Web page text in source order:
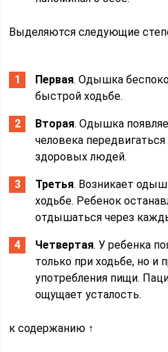
Выделяются следующие
Первая. Одышка
быстрой ходьбе.
Вторая. Одышка
человека
здоровых людей.
Третья. Возникает
ходьбе. Ребенок
отдышаться через
Четвертая. У ребенка
только при ходьбе, но и
употребления пищи.
ощущает усталость.
к содержанию ↑